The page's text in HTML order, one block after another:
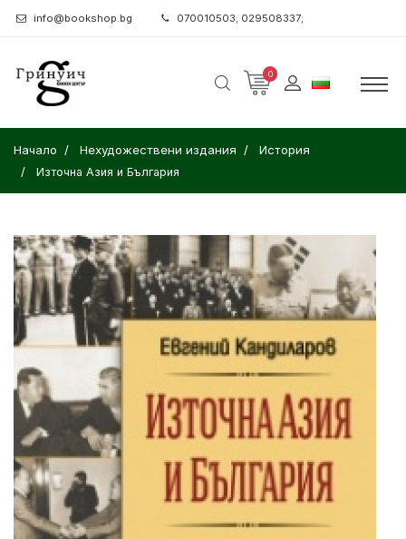
info@bookshop.bg 070010503; 029508337;
0
Начало Нехудожествени издания История
Източна Азия и България